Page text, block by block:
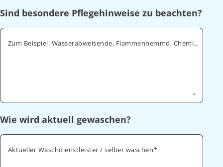
Sind besondere Pflegehinweise zu beachten?
Zum Beispiel: Wasserabweisende, Flammenhemmd, Chemikalienabweisende
Wie wird aktuell gewaschen?
Aktueller Waschdienstleister / selber waschen